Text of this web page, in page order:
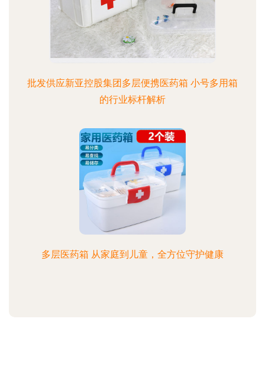
批发供应新亚控股集团多层便携医药箱 小号多用箱
的行业标杆解析
多层医药箱 从家庭到儿童，全方位守护健康